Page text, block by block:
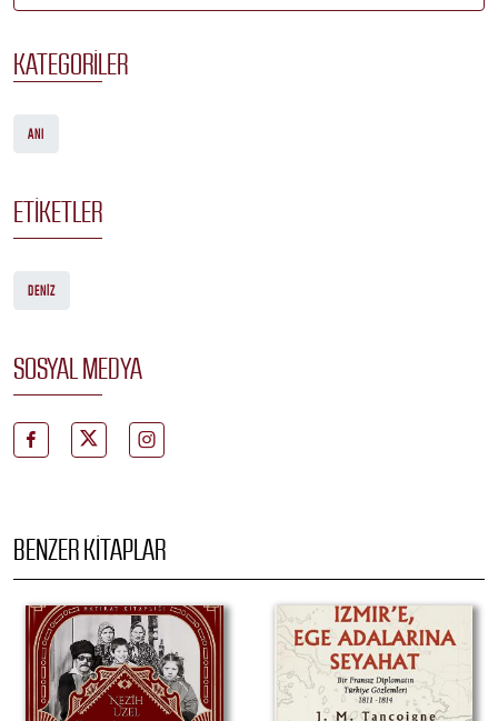
KATEGORILER
ANI
ETIKETLER
DENIZ
SOSYAL MEDYA
BENZER KITAPLAR